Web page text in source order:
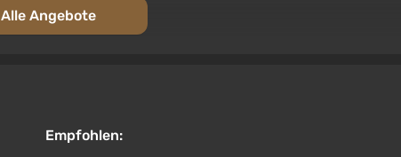
Alle Angebote
Empfohlen: